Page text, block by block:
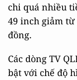
chi quá nhiều
49 inch giảm
đồng.
Các dòng TV
bật với chế độ